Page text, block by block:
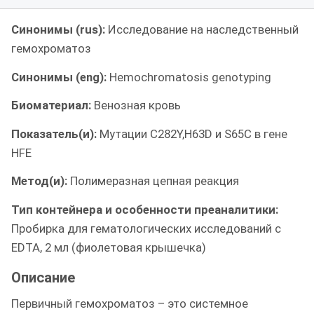
Синонимы (rus): Исследование на наследственный
гемохроматоз
Синонимы (eng): Hemochromatosis genotyping
Биоматериал: Венозная кровь
Показатель(и): Мутации C282Y,H63D и S65С в гене
HFE
Метод(и): Полимеразная цепная реакция
Тип контейнера и особенности преаналитики:
Пробирка для гематологических исследований с
EDTA, 2 мл (фиолетовая крышечка)
Описание
Первичный гемохроматоз – это системное